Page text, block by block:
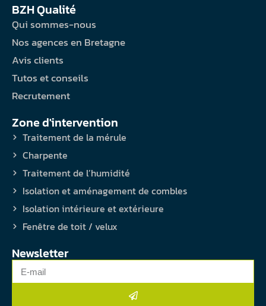
BZH Qualité
Qui sommes-nous
Nos agences en Bretagne
Avis clients
Tutos et conseils
Recrutement
Zone d'intervention
Traitement de la mérule
Charpente
Traitement de l’humidité
Isolation et aménagement de combles
Isolation intérieure et extérieure
Fenêtre de toit / velux
Newsletter